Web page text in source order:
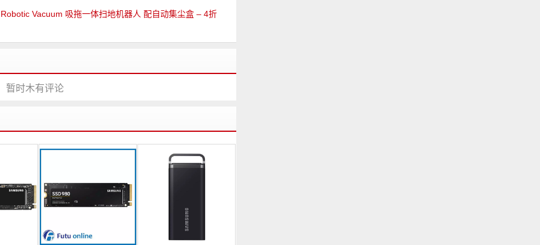
Vacuum 吸拖一体扫地机器人 配自动集尘盒 – 4折
暂时木有评论